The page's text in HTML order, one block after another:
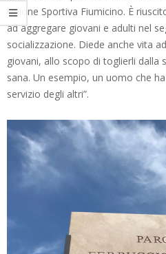
Unione Sportiva Fiumicino. È
ad aggregare giovani e adulti nel
socializzazione. Diede anche vita
giovani, allo scopo di toglierli dalla
sana. Un esempio, un uomo che
servizio degli altri”.